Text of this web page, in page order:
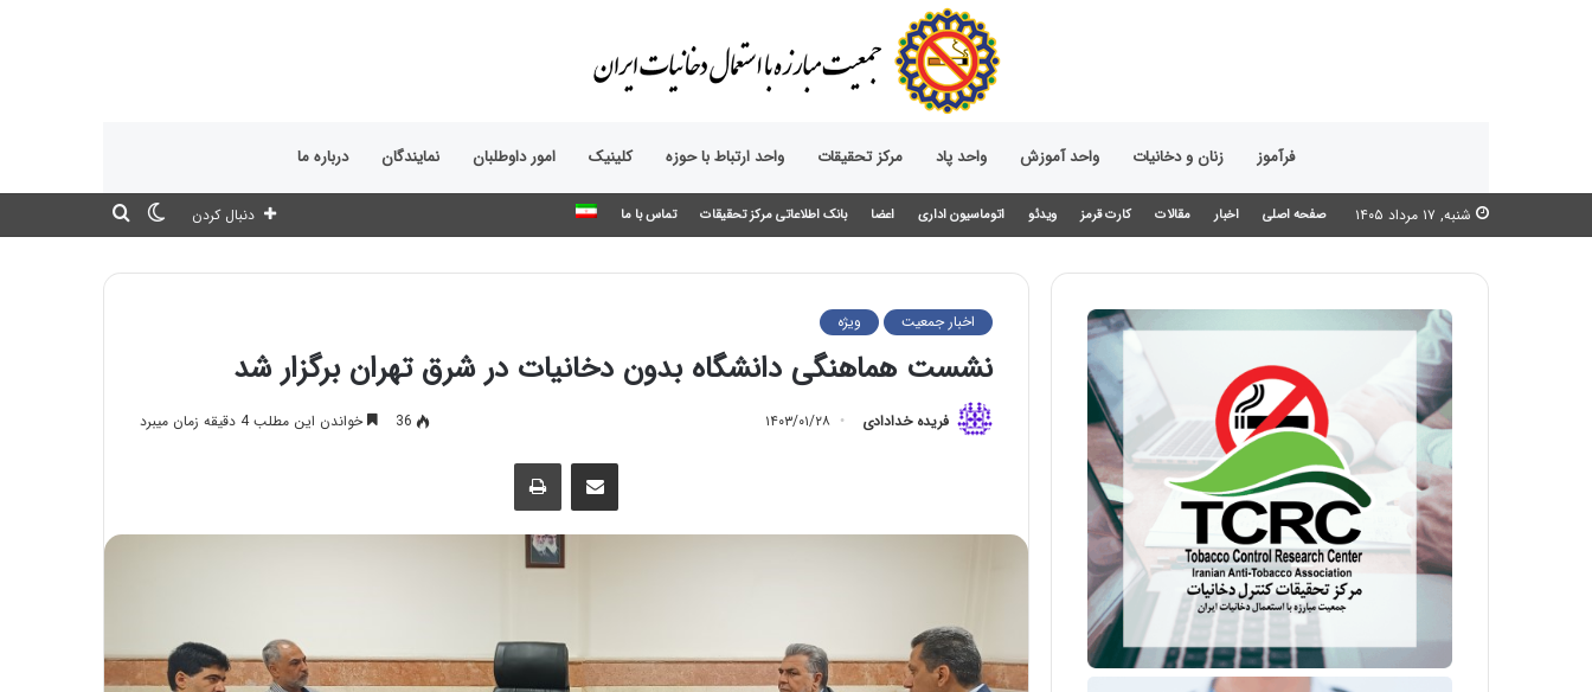
فرآموز زنان و دخانیات واحد آموزش واحد پاد مرکز تحقیقات واحد ارتباط با حوزه‌ کلینیک امور داوطلبان نمایندگان درباره ما
شنبه, ۱۷ مرداد ۱۴۰۵ صفحه اصلی اخبار مقالات کارت قرمز ویدئو اتوماسیون اداری اعضا بانک اطلاعاتی مرکز تحقیقات تماس با ما
تغییر
دنبال کردن
اخبار جمعیت ویژه
نشست هماهنگی دانشگاه بدون دخانیات در شرق تهران برگزار شد
فریده خدادادی ۱۴۰۳/۰۱/۲۸ 36 خواندن این مطلب 4 دقیقه زمان میبرد
اشتراک گذاری از طریق ایمیل